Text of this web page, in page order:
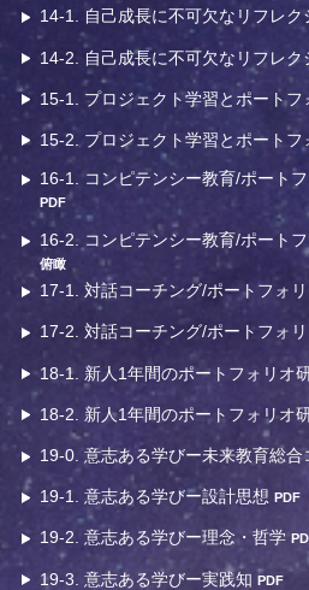
14-1. 自己成長に不可欠なリフレ
14-2. 自己成長に不可欠なリフレ
15-1. プロジェクト学習とポート
15-2. プロジェクト学習とポート
16-1. コンピテンシー教育/ポート
PDF
16-2. コンピテンシー教育/ポート
俯瞰
17-1. 対話コーチング/ポートフォ
17-2. 対話コーチング/ポートフォ
18-1. 新人1年間のポートフォリオ
18-2. 新人1年間のポートフォリオ
19-0. 意志ある学びー未来教育総
19-1. 意志ある学びー設計思想PDF
19-2. 意志ある学びー理念・哲学
19-3. 意志ある学びー実践知PDF